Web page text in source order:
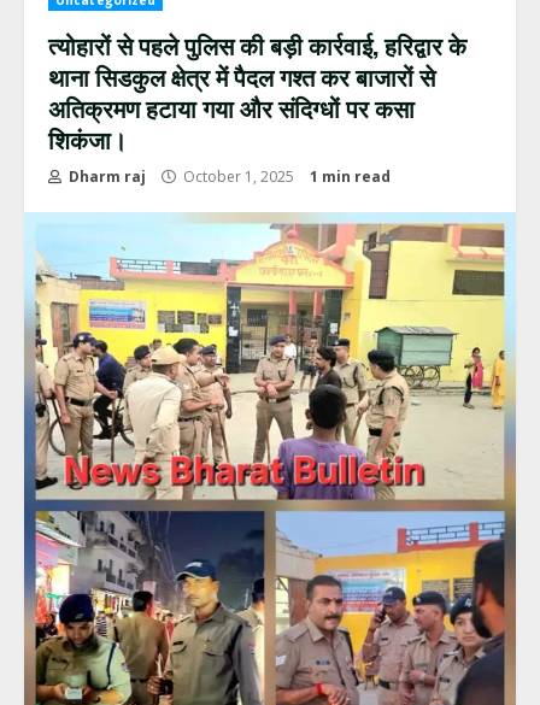
त्योहारों से पहले पुलिस की बड़ी कार्रवाई, हरिद्वार के
थाना सिडकुल क्षेत्र में पैदल गश्त कर बाजारों से
अतिक्रमण हटाया गया और संदिग्धों पर कसा
शिकंजा।
Dharm raj October 1, 2025 1 min read